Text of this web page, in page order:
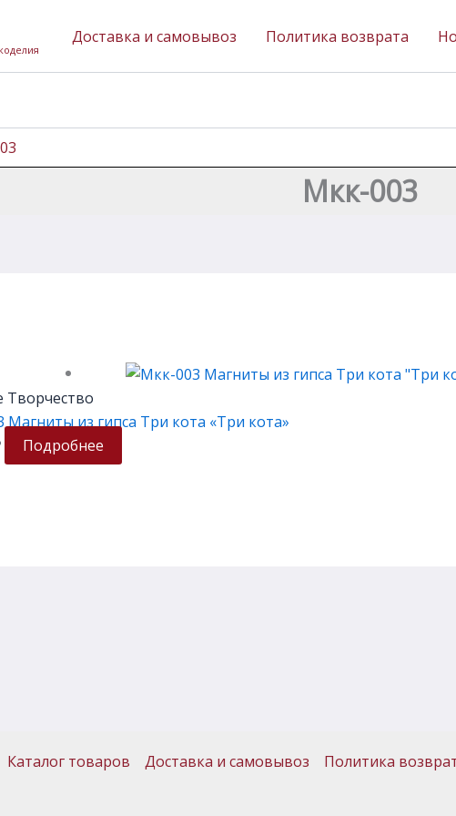
Доставка и самовывоз Политика возврата
Мкк-003
товара
Творчество
Магниты из гипса Три кота «Три кота»
Подробнее
Каталог товаров Доставка и самовывоз Политика